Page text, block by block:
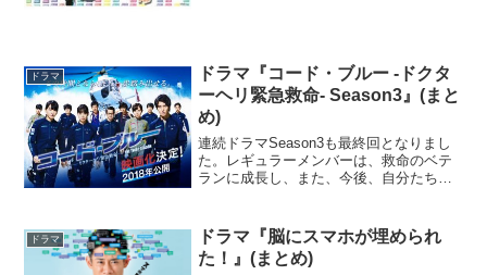
ドラマ
ドラマ『コード・ブルー -ドクタ
ーヘリ緊急救命- Season3』(まと
め)
連続ドラマSeason3も最終回となりまし
た。レギュラーメンバーは、救命のベテ
ランに成長し、また、今後、自分たちが
どんなドラマだったのか？ 3 ドラマのポ
イント...
ドラマ
ドラマ『脳にスマホが埋められ
た！』(まとめ)